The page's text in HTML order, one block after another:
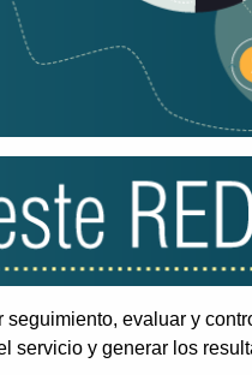
evaluar y
y generar los